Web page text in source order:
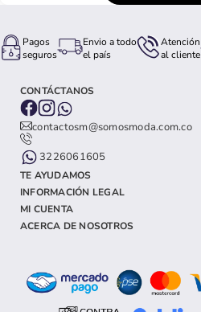
Pagos
seguros
Envio a todo
el país
Atención
al cliente
CONTÁCTANOS
contactosm@somosmoda.com.co
3226061605
TE AYUDAMOS
INFORMACIÓN LEGAL
MI CUENTA
ACERCA DE NOSOTROS